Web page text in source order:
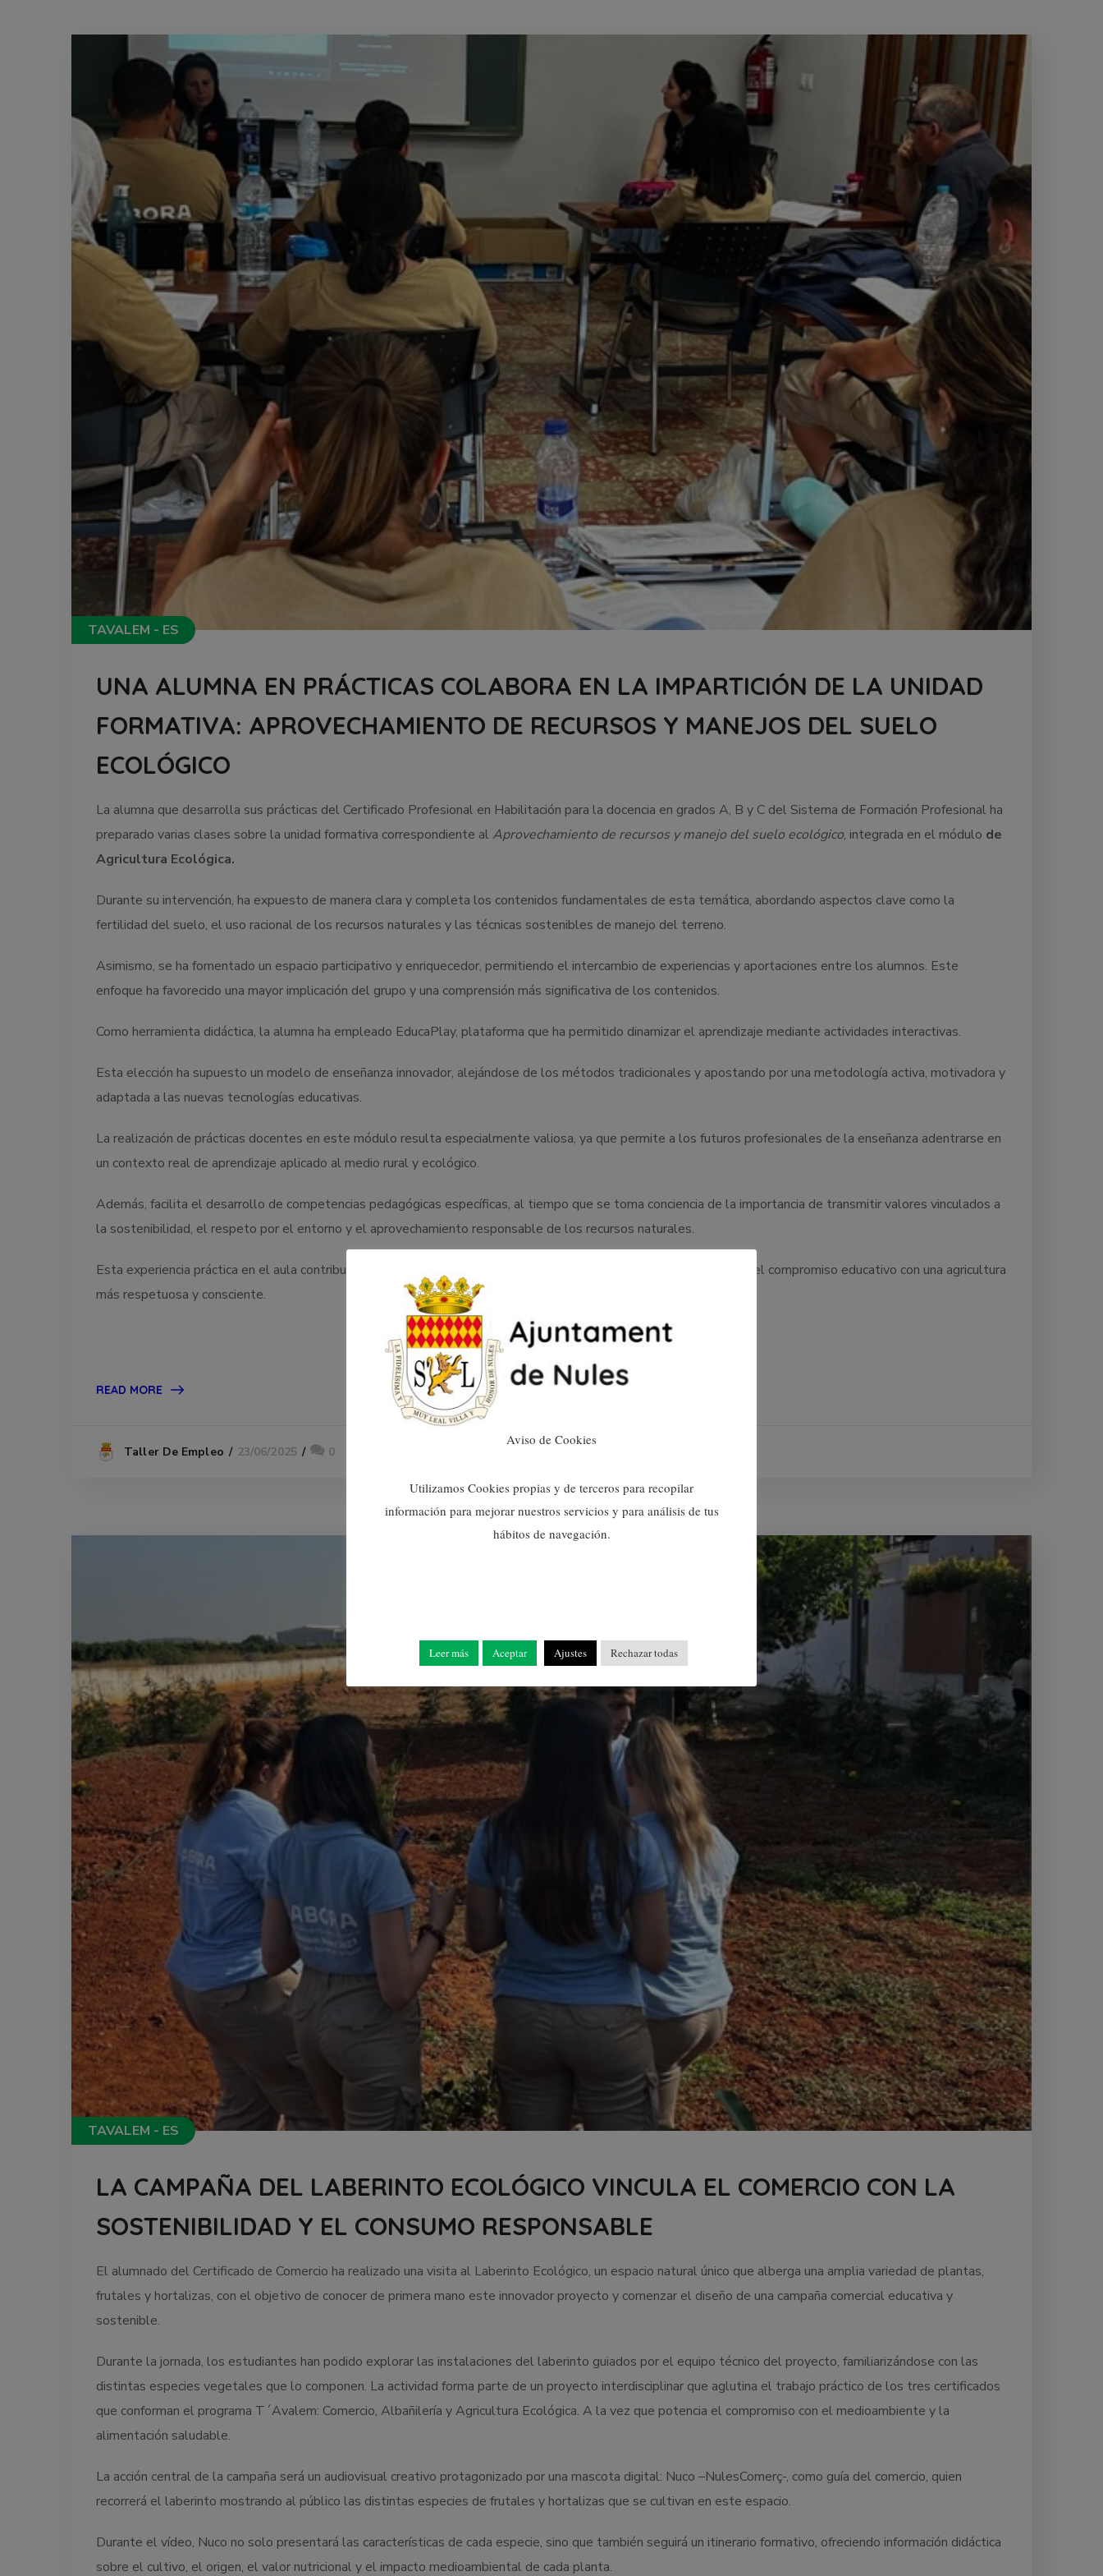
TAVALEM - ES
UNA ALUMNA EN PRÁCTICAS COLABORA EN LA IMPARTICIÓN DE LA UNIDAD
FORMATIVA: APROVECHAMIENTO DE RECURSOS Y MANEJOS DEL SUELO
ECOLÓGICO
La alumna que desarrolla sus prácticas del Certificado Profesional en Habilitación para la docencia en grados A, B y C del Sistema de Formación Profesional ha
preparado varias clases sobre la unidad formativa correspondiente al Aprovechamiento de recursos y manejo del suelo ecológico, integrada en el módulo de
Agricultura Ecológica.
Durante su intervención, ha expuesto de manera clara y completa los contenidos fundamentales de esta temática, abordando aspectos clave como la
fertilidad del suelo, el uso racional de los recursos naturales y las técnicas sostenibles de manejo del terreno.
Asimismo, se ha fomentado un espacio participativo y enriquecedor, permitiendo el intercambio de experiencias y aportaciones entre los alumnos. Este
enfoque ha favorecido una mayor implicación del grupo y una comprensión más significativa de los contenidos.
Como herramienta didáctica, la alumna ha empleado EducaPlay, plataforma que ha permitido dinamizar el aprendizaje mediante actividades interactivas.
Esta elección ha supuesto un modelo de enseñanza innovador, alejándose de los métodos tradicionales y apostando por una metodología activa, motivadora y
adaptada a las nuevas tecnologías educativas.
La realización de prácticas docentes en este módulo resulta especialmente valiosa, ya que permite a los futuros profesionales de la enseñanza adentrarse en
un contexto real de aprendizaje aplicado al medio rural y ecológico.
Además, facilita el desarrollo de competencias pedagógicas específicas, al tiempo que se toma conciencia de la importancia de transmitir valores vinculados a
la sostenibilidad, el respeto por el entorno y el aprovechamiento responsable de los recursos naturales.
Esta experiencia práctica en el aula contribuye no solo a consolidar conocimientos técnicos, sino también a reforzar el compromiso educativo con una agricultura
más respetuosa y consciente.
READ MORE
Taller De Empleo 23/06/2025 0
TAVALEM - ES
LA CAMPAÑA DEL LABERINTO ECOLÓGICO VINCULA EL COMERCIO CON LA
SOSTENIBILIDAD Y EL CONSUMO RESPONSABLE
El alumnado del Certificado de Comercio ha realizado una visita al Laberinto Ecológico, un espacio natural único que alberga una amplia variedad de plantas,
frutales y hortalizas, con el objetivo de conocer de primera mano este innovador proyecto y comenzar el diseño de una campaña comercial educativa y
sostenible.
Durante la jornada, los estudiantes han podido explorar las instalaciones del laberinto guiados por el equipo técnico del proyecto, familiarizándose con las
distintas especies vegetales que lo componen. La actividad forma parte de un proyecto interdisciplinar que aglutina el trabajo práctico de los tres certificados
que conforman el programa T´Avalem: Comercio, Albañilería y Agricultura Ecológica. A la vez que potencia el compromiso con el medioambiente y la
alimentación saludable.
La acción central de la campaña será un audiovisual creativo protagonizado por una mascota digital: Nuco –NulesComerç-, como guía del comercio, quien
recorrerá el laberinto mostrando al público las distintas especies de frutales y hortalizas que se cultivan en este espacio.
Durante el vídeo, Nuco no solo presentará las características de cada especie, sino que también seguirá un itinerario formativo, ofreciendo información didáctica
sobre el cultivo, el origen, el valor nutricional y el impacto medioambiental de cada planta.
Aviso de Cookies
Utilizamos Cookies propias y de terceros para recopilar
información para mejorar nuestros servicios y para análisis de tus
hábitos de navegación.
Leer más Aceptar Ajustes Rechazar todas